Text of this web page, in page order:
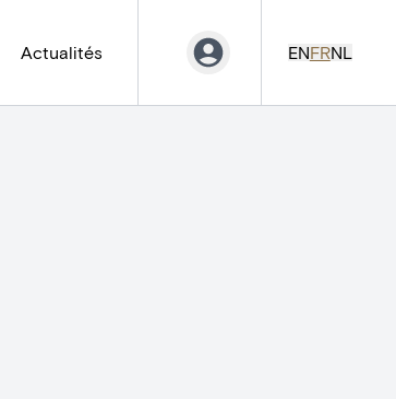
Actualités ENFRNL